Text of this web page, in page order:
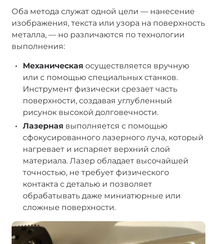
Оба метода служат одной цели — нанесение
изображения, текста или узора на поверхность
металла, — но различаются по технологии
выполнения:
Механическая осуществляется вручную
или с помощью специальных станков.
Инструмент физически срезает часть
поверхности, создавая углубленный
рисунок высокой долговечности.
Лазерная выполняется с помощью
сфокусированного лазерного луча, который
нагревает и испаряет верхний слой
материала. Лазер обладает высочайшей
точностью, не требует физического
контакта с деталью и позволяет
обрабатывать даже миниатюрные или
сложные поверхности.